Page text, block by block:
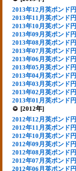
2013年12月英ポンド円
2013年11月英ポンド円
2013年10月英ポンド円
2013年09月英ポンド円
2013年08月英ポンド円
2013年07月英ポンド円
2013年06月英ポンド円
2013年05月英ポンド円
2013年04月英ポンド円
2013年03月英ポンド円
2013年02月英ポンド円
2013年01月英ポンド円
[2012年]
2012年12月英ポンド円
2012年11月英ポンド円
2012年10月英ポンド円
2012年09月英ポンド円
2012年08月英ポンド円
2012年07月英ポンド円
2012年06月英ポンド円